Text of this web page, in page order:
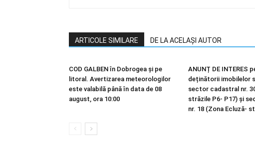
ARTICOLE SIMILARE DE LA ACELAȘI AUTOR
COD GALBEN în Dobrogea și pe
litoral. Avertizarea meteorologilor
este valabilă până în data de 08
august, ora 10:00
ANUNȚ DE INTERES
deținătorii imobilelor
sector cadastral nr.
străzile P6- P17) și
nr. 18 (Zona Ecluză-